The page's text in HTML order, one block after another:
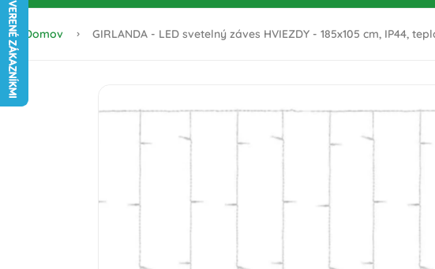
Domov GIRLANDA - LED svetelný záves HVIEZDY - 185x105 cm, IP44,